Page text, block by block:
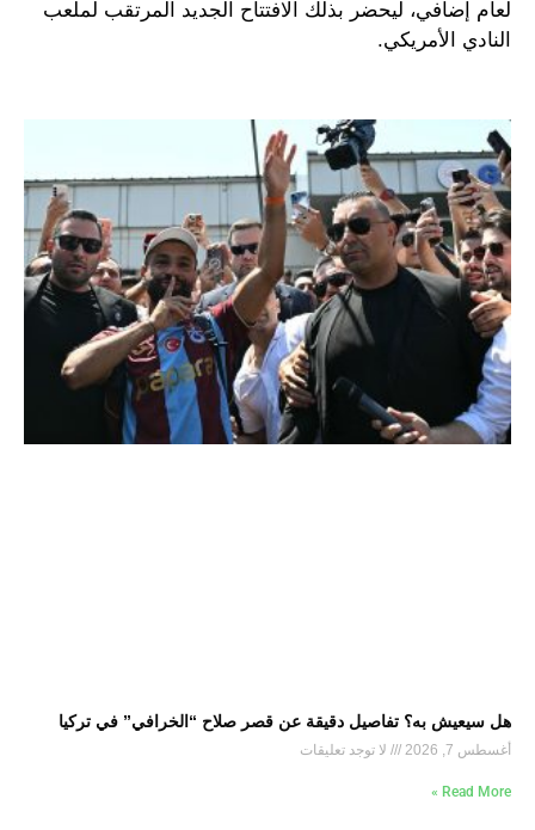
لعام إضافي، ليحضر بذلك الافتتاح الجديد المرتقب لملعب
النادي الأمريكي.
هل سيعيش به؟ تفاصيل دقيقة عن قصر صلاح “الخرافي” في تركيا
أغسطس 7, 2026 لا توجد تعليقات
Read More »